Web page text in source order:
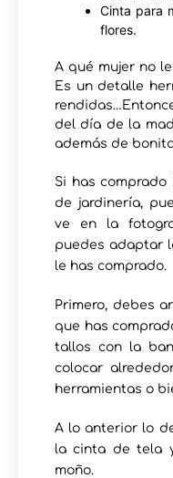
Cinta para
flores.
A qué mujer no
Es un detalle
del día de la
además de
Si has comprado
de jardinería,
ve en la
puedes adaptar
le has comprado.
Primero, debes
que has
tallos con la
colocar
herramientas o
A lo anterior lo
la cinta de tela
moño.